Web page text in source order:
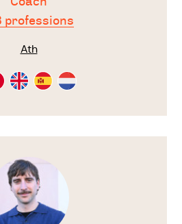
professions
Ath
Consultation
en
Consultation
en
Consultation
en